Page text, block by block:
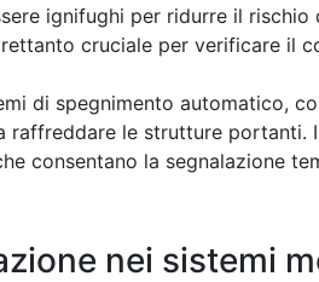
ignifughi per ridurre il rischio
cruciale per verificare il
di spegnimento automatico,
raffreddare le strutture
consentano la segnalazione
nei sistemi